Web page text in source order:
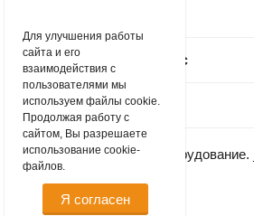
Покупательский сервис
Контакты
© 2004 - 2026 Маркет–Оборудование. _
Для улучшения работы
сайта и его
взаимодействия с
пользователями мы
используем файлы cookie.
Продолжая работу с
сайтом, Вы разрешаете
использование cookie-
файлов.
Я согласен